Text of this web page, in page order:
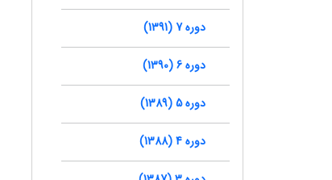
دوره 7 (1391)
دوره 6 (1390)
دوره 5 (1389)
دوره 4 (1388)